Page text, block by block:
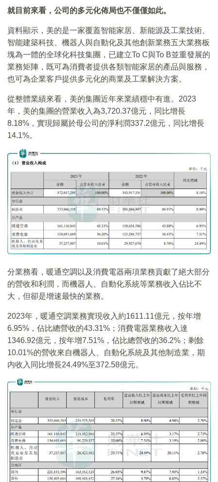
就目前來看，公司的多元化佈局也不僅僅如此。
資料顯示，美的是一家覆蓋智能家居、新能源及工業技術、
智能建築科技、機器人與自動化及其他創新業務五大業務板
塊為一體的全球化科技集團，已建立To C與To B並重發展的
業務矩陣，既可為消費者提供各類智能家居的產品與服務，
也可為企業客戶提供多元化的商業及工業解決方案。
從整體業績來看，美的集團近年來業績穩中有進。2023
年，美的集團的營業收入為3,720.37億元，同比增長
8.18%，實現歸屬於母公司的淨利潤337.2億元，同比增長
14.1%。
分業務看，暖通空調以及消費電器兩項業務貢獻了絕大部分
的營收和利潤，而機器人、自動化系統等業務收入佔比不
大，但卻是增速最快的業務。
2023年，暖通空調業務實現收入約1611.11億元，按年增
6.95%，佔比總營收的43.31%；消費電器業務收入達
1346.92億元，按年增7.51%，佔比總營收的36.2%；剩餘
10.01%的營收來自機器人、自動化系統及其他制造業，期
内收入同比增長24.49%至372.58億元。